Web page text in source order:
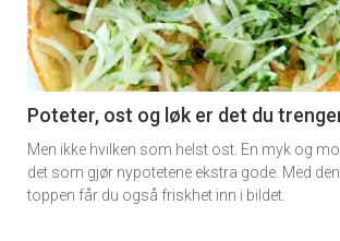
-
section
11
Poteter, ost og løk er det du
Men ikke hvilken som helst ost. En myk og
det som gjør nypotetene ekstra gode. Med
toppen får du også friskhet inn i bildet.